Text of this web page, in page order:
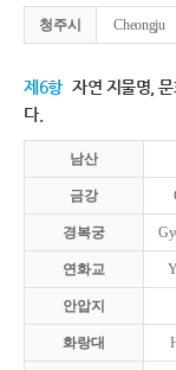
청주시 Cheongju
제6항 자연 지물명,
다.
남산
금강
경복궁
연화교
안압지
화랑대